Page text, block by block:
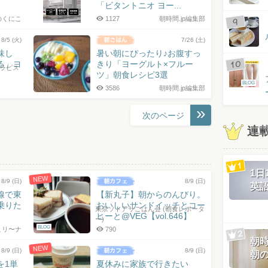
にこ
「ビタントニオ ヨー...
朝時間.jp編集部
1127
8/5 (火)
し
」ヨ
ピス
7/26 (土)
暑い朝にぴったり♪お腹すっ
きり「ヨーグルト×フルー
ツ」朝食レシピ3選
朝時間.jp編集部
3586
次のページ
8/9 (日)
で東
りた
リ〜ナ
NEW
BLOG
8/9 (日)
【新丸子】朝からのんびり。
おいしいサンドイッチとコー
ヒーと@VEG【vol.646】
東京ソトアサごはん会 (朝食レポータ
ー)
790
8/9 (日)
1単
NEW 8/9 (日)
夏休みに家族で行きたい
BLOG
連
1日
英
朝
朝